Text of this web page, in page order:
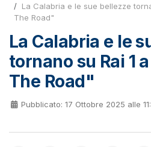
La Calabria e le sue bellezze
The Road"
La Calabria e le
tornano su Rai 1
The Road"
Pubblicato: 17 Ottobre 2025 alle